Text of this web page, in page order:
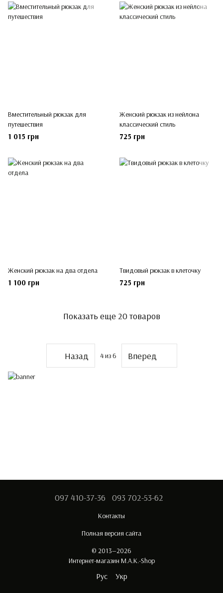
Вместительный рюкзак для
путешествия
1 015 грн
Женский рюкзак из нейлона
классический стиль
725 грн
Женский рюкзак на два отдела
1 100 грн
Твидовый рюкзак в клеточку
725 грн
Показать еще 20 товаров
Назад 4из 6 Вперед
097 410-37-36 093 702-53-62
Контакты
Полная версия сайта
© 2013—2026
Интернет-магазин M.A.K.-Shop
Рус Укр